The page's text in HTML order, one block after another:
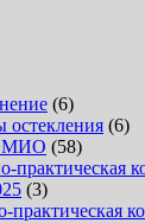
(6)
остекления (6)
МИО (58)
практическая
(3)
практическая